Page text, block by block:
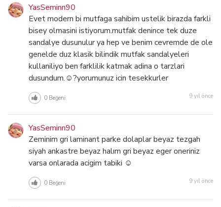
YasSeminn90
Evet modern bi mutfaga sahibim ustelik birazda farkli
bisey olmasini istiyorum.mutfak denince tek duze
sandalye dusunulur ya hep ve benim cevremde de ole
genelde duz klasik bilindik mutfak sandalyeleri
kullaniliyo ben farklilik katmak adina o tarzlari
dusundum.☺?yorumunuz icin tesekkurler
0Beğeni 9 yıl önce
YasSeminn90
Zeminim gri laminant parke dolaplar beyaz tezgah
siyah ankastre beyaz halım gri beyaz eger oneriniz
varsa onlarada acigim tabiki ☺
0Beğeni 9 yıl önce